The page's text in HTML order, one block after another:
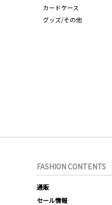
カードケース
グッズ/その他
FASHION CONTENTS
通販
セール情報